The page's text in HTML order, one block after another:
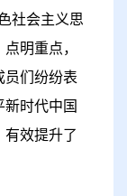
社会主义思
明重点，
员们纷纷表
时代中国
有效提升了